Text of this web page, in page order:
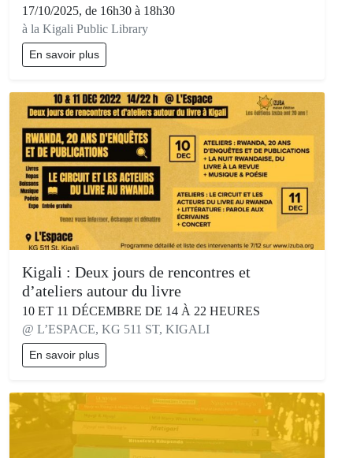
17/10/2025, de 16h30 à 18h30
à la Kigali Public Library
En savoir plus
Kigali : Deux jours de rencontres et
d’ateliers autour du livre
10 ET 11 DÉCEMBRE DE 14 À 22 HEURES
@ L’ESPACE, KG 511 ST, KIGALI
En savoir plus